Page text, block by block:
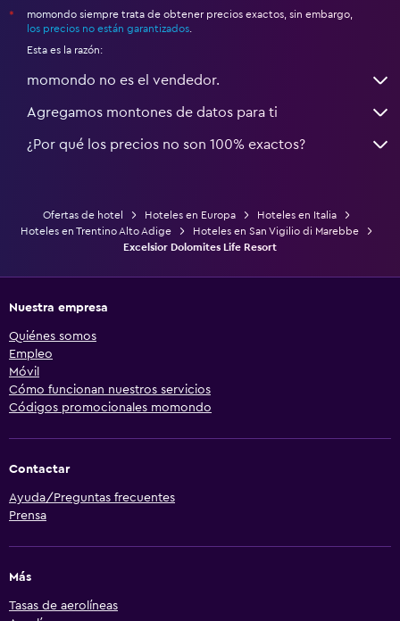
*
momondo siempre trata de obtener precios exactos, sin embargo,
los precios no están garantizados
Esta es la razón:
momondo no es el vendedor.
Agregamos montones de datos para ti
¿Por qué los precios no son 100% exactos?
Ofertas de hotel Hoteles en Europa
Hoteles en Italia
Hoteles en Trentino Alto Adige
Hoteles en San Vigilio di Marebbe
Excelsior Dolomites Life Resort
Nuestra empresa
Quiénes somos
Empleo
Móvil
Cómo funcionan nuestros servicios
Códigos promocionales momondo
Contactar
Ayuda/Preguntas frecuentes
Prensa
Más
Tasas de aerolíneas